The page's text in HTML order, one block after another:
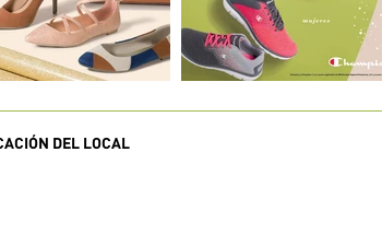
DEL LOCAL